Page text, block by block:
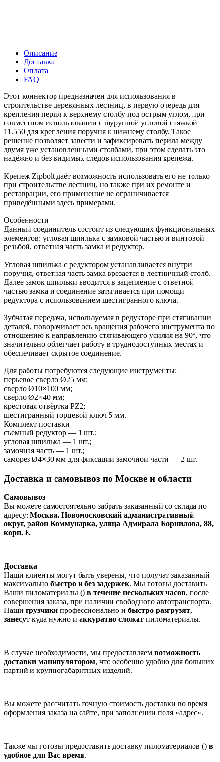
Описание
Доставка
Оплата
FAQ
Этот коннектор предназначен для использования в
строительстве деревянных лестниц, в первую очередь для
крепления перил к верхнему столбу под острым углом, при
совместном использовании с шурупной угловой стяжкой
11.550 для крепления поручня к нижнему столбу. Такое
решение позволяет завести и зафиксировать перила между
двумя уже установленными столбами, при этом сделать это
надёжно и без видимых следов использования крепежа.
Крепеж Zipbolt даёт возможность использовать его не только
при строительстве лестниц, но также при их ремонте и
реставрации, его применение не ограничивается
приведёнными здесь примерами.
Особенности
Данный соединитель состоит из следующих функциональных
элементов: угловая шпилька с замковой частью и винтовой
резьбой, ответная часть замка и редуктор.
Угловая шпилька с редуктором устанавливается внутри
поручня, ответная часть замка врезается в лестничный столб.
Далее замок шпильки вводится в зацепление с ответной
частью замка и соединение затягивается при помощи
редуктора с использованием шестигранного ключа.
Зубчатая передача, используемая в редукторе при стягивании
деталей, поворачивает ось вращения рабочего инструмента по
отношению к направлению стягивающего усилия на 90°, что
значительно облегчает работу в труднодоступных местах и
обеспечивает скрытое соединение.
Для работы потребуются следующие инструменты:
перьевое сверло Ø25 мм;
сверло Ø10×100 мм;
сверло Ø2×40 мм;
крестовая отвёртка PZ2;
шестигранный торцевой ключ 5 мм.
Комплект поставки
съемный редуктор — 1 шт.;
угловая шпилька — 1 шт.;
замочная часть — 1 шт.;
саморез Ø4×30 мм для фиксации замочной части — 2 шт.
Доставка и самовывоз по Москве и области
Самовывоз
Вы можете самостоятельно забрать заказанный со склада по
адресу: Москва, Новомосковский административный
округ, район Коммунарка, улица Адмирала Корнилова, 88,
корп. 8.
Доставка
Наши клиенты могут быть уверены, что получат заказанный
максимально быстро и без задержек. Мы готовы доставить
Ваши пиломатериалы () в течение нескольких часов, после
совершения заказа, при наличии свободного автотранспорта.
Наши грузчики профессионально и быстро разгрузят,
занесут куда нужно и аккуратно сложат пиломатериалы.
В случае необходимости, мы предоставляем возможность
доставки манипулятором, что особенно удобно для больших
партий и крупногабаритных изделий.
Вы можете рассчитать точную стоимость доставки во время
оформления заказа на сайте, при заполнении поля «адрес».
Также мы готовы предоставить доставку пиломатериалов () в
удобное для Вас время.